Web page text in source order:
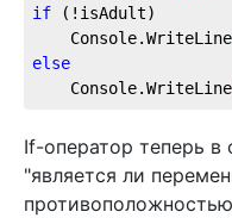
if (!isAdult)
else
If-оператор теперь
"является ли